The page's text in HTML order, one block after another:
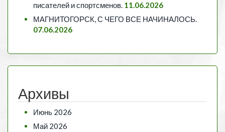
писателей и спортсменов. 11.06.2026
МАГНИТОГОРСК, С ЧЕГО ВСЕ НАЧИНАЛОСЬ.
07.06.2026
Архивы
Июнь 2026
Май 2026